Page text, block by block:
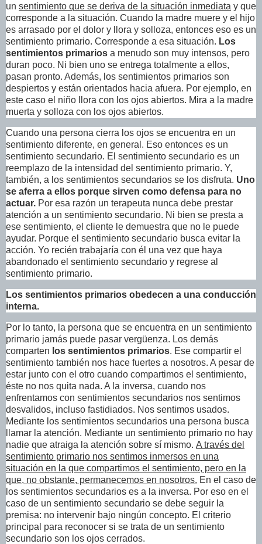
un sentimiento que se deriva de la situación inmediata y que
corresponde a la situación. Cuando la madre muere y el hijo
es arrasado por el dolor y llora y solloza, entonces eso es un
sentimiento primario. Corresponde a esa situación. Los
sentimientos primarios a menudo son muy intensos, pero
duran poco. Ni bien uno se entrega totalmente a ellos,
pasan pronto. Además, los sentimientos primarios son
despiertos y están orientados hacia afuera. Por ejemplo, en
este caso el niño llora con los ojos abiertos. Mira a la madre
muerta y solloza con los ojos abiertos.
Cuando una persona cierra los ojos se encuentra en un
sentimiento diferente, en general. Eso entonces es un
sentimiento secundario. El sentimiento secundario es un
reemplazo de la intensidad del sentimiento primario. Y,
también, a los sentimientos secundarios se los disfruta. Uno
se aferra a ellos porque sirven como defensa para no
actuar. Por esa razón un terapeuta nunca debe prestar
atención a un sentimiento secundario. Ni bien se presta a
ese sentimiento, el cliente le demuestra que no le puede
ayudar. Porque el sentimiento secundario busca evitar la
acción. Yo recién trabajaría con él una vez que haya
abandonado el sentimiento secundario y regrese al
sentimiento primario.
Los sentimientos primarios obedecen a una conducción
interna.
Por lo tanto, la persona que se encuentra en un sentimiento
primario jamás puede pasar vergüenza. Los demás
comparten los sentimientos primarios. Ese compartir el
sentimiento también nos hace fuertes a nosotros. A pesar de
estar junto con el otro cuando compartimos el sentimiento,
éste no nos quita nada. A la inversa, cuando nos
enfrentamos con sentimientos secundarios nos sentimos
desvalidos, incluso fastidiados. Nos sentimos usados.
Mediante los sentimientos secundarios una persona busca
llamar la atención. Mediante un sentimiento primario no hay
nadie que atraiga la atención sobre sí mismo. A través del
sentimiento primario nos sentimos inmersos en una
situación en la que compartimos el sentimiento, pero en la
que, no obstante, permanecemos en nosotros. En el caso de
los sentimientos secundarios es a la inversa. Por eso en el
caso de un sentimiento secundario se debe seguir la
premisa: no intervenir bajo ningún concepto. El criterio
principal para reconocer si se trata de un sentimiento
secundario son los ojos cerrados.